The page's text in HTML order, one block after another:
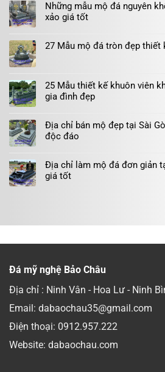
Những mẫu mộ đá nguyên
xảo giá tốt
27 Mẫu mộ đá tròn đẹp thiết
25 Mẫu thiết kế khuôn viên
gia đình đẹp
Địa chỉ bán mộ đẹp tại Sài
độc đáo
Địa chỉ làm mộ đá đơn giản
giá tốt
Đá mỹ nghệ Bảo Châu
Địa chỉ : Ninh Vân - Hoa Lư - Ninh
Email: dabaochau35@gmail.com
Điện thoại: 0912.957.222
Website: dabaochau.com